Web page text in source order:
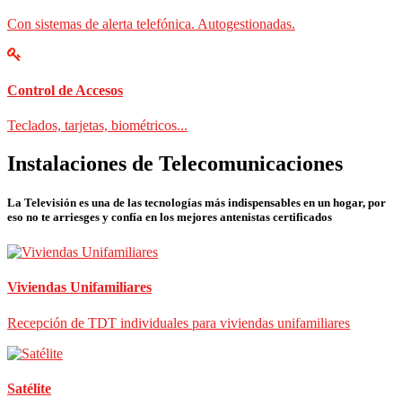
Con sistemas de alerta telefónica. Autogestionadas.
Control de Accesos
Teclados, tarjetas, biométricos...
Instalaciones de Telecomunicaciones
La Televisión es una de las tecnologías más indispensables en un hogar, por
eso no te arriesges y confía en los mejores antenistas certificados
Viviendas Unifamiliares
Recepción de TDT individuales para viviendas unifamiliares
Satélite